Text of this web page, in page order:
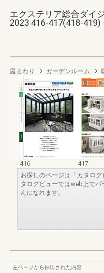
エクステリア総合ダイ
2023 416-417(418-419)
庭まわり ガーデンルーム
416
417
お探しのページは「カタロ
タログビューではweb上で
んになれます。
左ページから抽出された内容